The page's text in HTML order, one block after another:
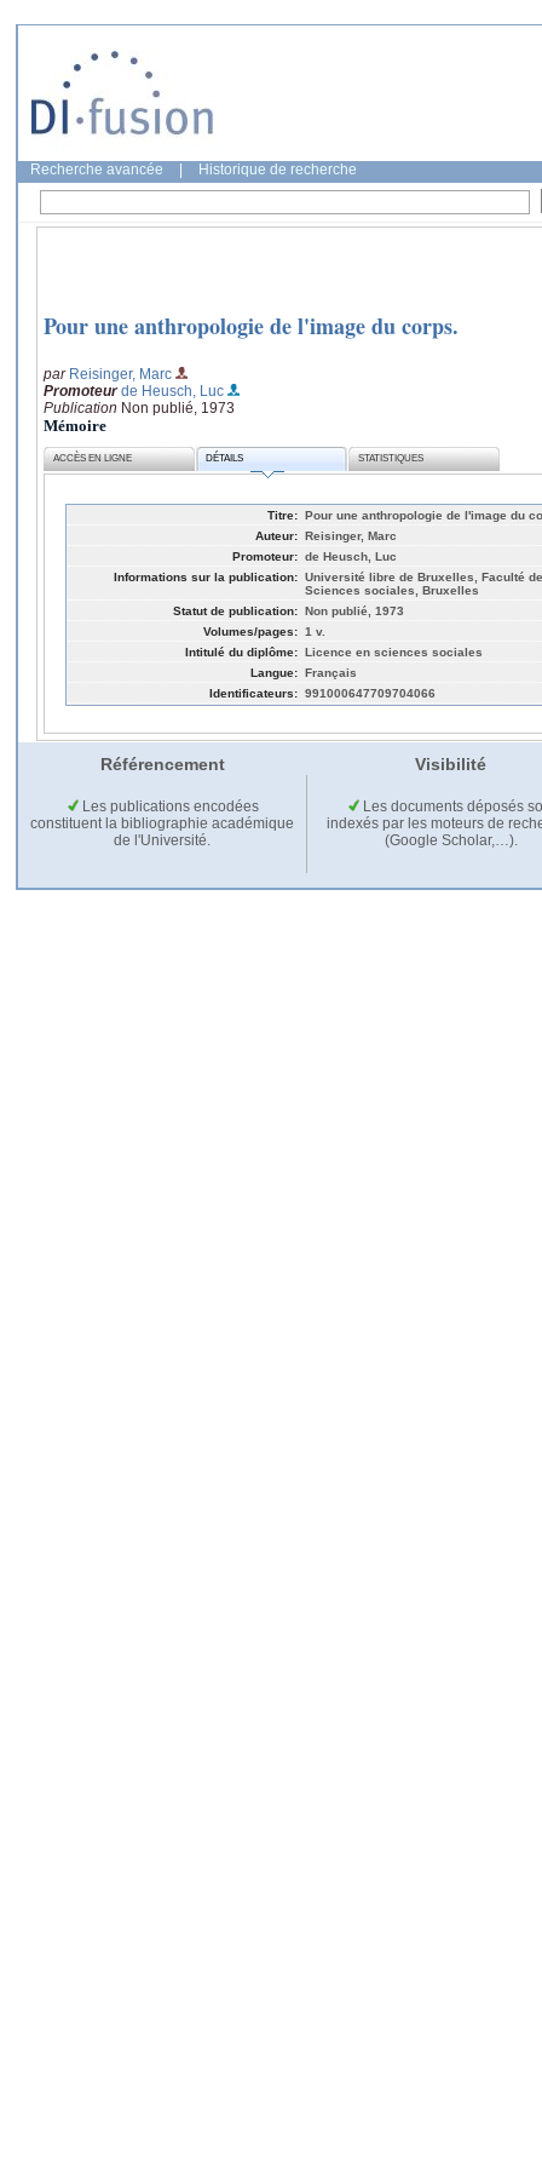
Recherche avancée Historique de recherche
Pour une anthropologie de l'image du corps.
par Reisinger, Marc
Promoteur de Heusch, Luc
Publication Non publié, 1973
Mémoire
ACCÈS EN LIGNE DÉTAILS STATISTIQUES
Titre: Pour une anthropologie de l'image du
Auteur: Reisinger, Marc
Promoteur: de Heusch, Luc
Informations sur la publication: Université libre de Bruxelles, Faculté
Sciences sociales, Bruxelles
Statut de publication: Non publié, 1973
Volumes/pages: 1 v.
Intitulé du diplôme: Licence en sciences sociales
Langue: Français
Identificateurs: 991000647709704066
Référencement Visibilité
Les publications encodées
constituent la bibliographie académique
de l'Université.
Les documents déposés
indexés par les moteurs de
(Google Scholar,…).